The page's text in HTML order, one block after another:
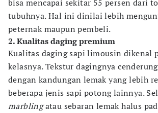
bisa mencapai sekitar 55 persen dari
tubuhnya. Hal ini dinilai lebih
peternak maupun pembeli.
2. Kualitas daging premium
Kualitas daging sapi limousin dikenal
kelasnya. Tekstur dagingnya
dengan kandungan lemak yang lebih
beberapa jenis sapi potong lainnya.
marblingatau sebaran lemak halus